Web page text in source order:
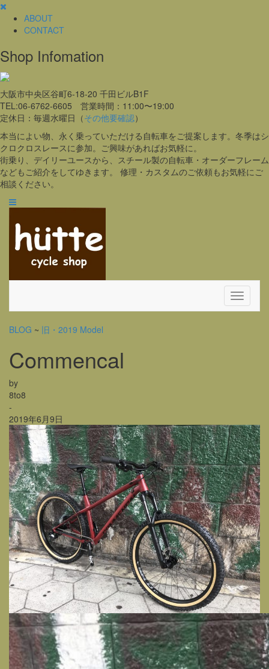
ABOUT
CONTACT
Shop Infomation
大阪市中央区谷町6-18-20 千田ビルB1F
TEL:06-6762-6605 営業時間：11:00〜19:00
定休日：毎週水曜日（その他要確認）
本当によい物、永く乗っていただける自転車をご提案します。冬季はシ
クロクロスレースに参加。ご興味があればお気軽に。
街乗り、デイリーユースから、スチール製の自転車・オーダーフレーム
などもご紹介をしてゆきます。 修理・カスタムのご依頼もお気軽にご
相談ください。
Toggle
BLOG ~ 旧・2019 Model
Commencal
by
8to8
-
2019年6月9日